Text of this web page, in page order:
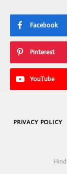
Facebook
Pinterest
YouTube
PRIVACY POLICY